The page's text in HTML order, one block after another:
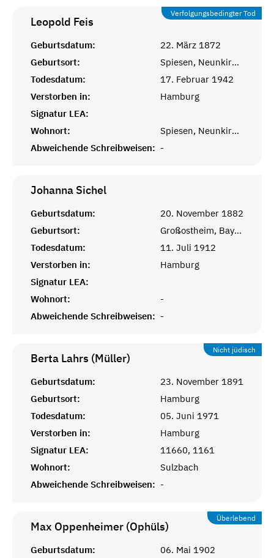
Verfolgungsbedingter Tod
Leopold Feis
Geburtsdatum:
22. März 1872
Geburtsort:
Spiesen, Neunkirchen
Todesdatum:
17. Februar 1942
Verstorben in:
Hamburg
Signatur LEA:
Wohnort:
Spiesen, Neunkirchen
Abweichende Schreibweisen: -
Johanna Sichel
Geburtsdatum:
20. November 1882
Geburtsort:
Großostheim, Bayern
Todesdatum:
11. Juli 1912
Verstorben in:
Hamburg
Signatur LEA:
Wohnort:
-
Abweichende Schreibweisen: -
Nicht jüdisch
Berta Lahrs (Müller)
Geburtsdatum:
23. November 1891
Geburtsort:
Hamburg
Todesdatum:
05. Juni 1971
Verstorben in:
Hamburg
Signatur LEA:
11660, 1161
Wohnort:
Sulzbach
Abweichende Schreibweisen: -
Überlebend
Max Oppenheimer (Ophüls)
Geburtsdatum: 06. Mai 1902